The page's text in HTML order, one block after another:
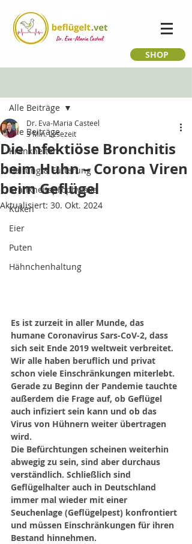
SHOP
Alle Beiträge
Krankheiten
Haltung & Fütterung
Krankheitsprophylaxe
Küken
Eier
Puten
Hähnchenhaltung
Alle Beiträge
Die Infektiöse Bronchitis
beim Huhn – Corona Viren
beim Geflügel
Dr. Eva-Maria Casteel
3 Min. Lesezeit
Aktualisiert: 30. Okt. 2024
Es ist zurzeit in aller Munde, das
humane Coronavirus Sars-CoV-2, dass
sich seit Ende 2019 weltweit verbreitet.
Wir alle haben beruflich und privat
schon viele Einschränkungen miterlebt.
Gerade zu Beginn der Pandemie tauchte
außerdem die Frage auf, ob Geflügel
auch infiziert sein kann und ob das
Virus von Hühnern weiter übertragen
wird.
Die Befürchtungen scheinen weiterhin
abwegig zu sein, sind aber durchaus
verständlich. Schließlich sind
Geflügelhalter auch in Deutschland
immer mal wieder mit einer
Seuchenlage (Geflügelpest) konfrontiert
und müssen Einschränkungen für ihren
Bestand hinnehmen.